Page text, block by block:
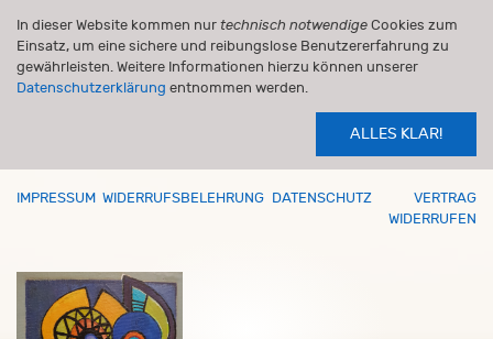
In dieser Website kommen nur technisch notwendige Cookies zum
Einsatz, um eine sichere und reibungslose Benutzererfahrung zu
gewährleisten. Weitere Informationen hierzu können unserer
Datenschutzerklärung entnommen werden.
ALLES KLAR!
IMPRESSUM WIDERRUFSBELEHRUNG DATENSCHUTZ
VERTRAG
WIDERRUFEN